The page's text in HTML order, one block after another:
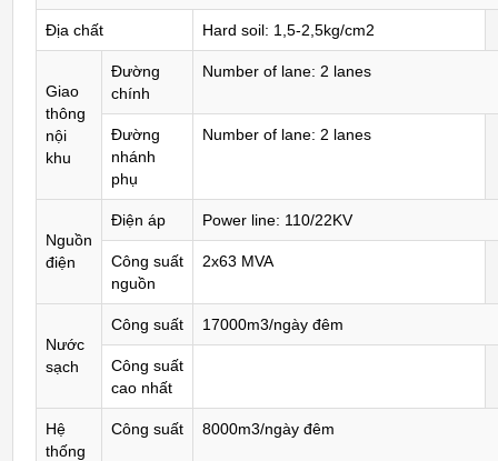
Địa chất Hard soil: 1,5-2,5kg/cm2
Giao
thông
nội
khu
Đường
chính
Number of lane: 2 lanes
Đường
nhánh
phụ
Number of lane: 2 lanes
Nguồn
điện
Điện áp Power line: 110/22KV
Công suất
nguồn
2x63 MVA
Nước
sạch
Công suất 17000m3/ngày đêm
Công suất
cao nhất
Hệ
thống
Công suất 8000m3/ngày đêm